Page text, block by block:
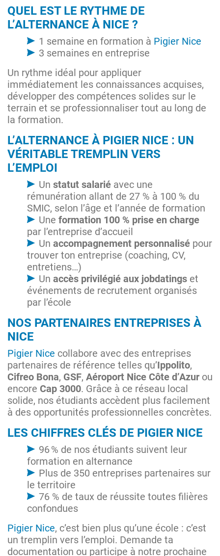
QUEL EST LE RYTHME DE
L’ALTERNANCE À NICE ?
1 semaine en formation à Pigier Nice
3 semaines en entreprise
Un rythme idéal pour appliquer
immédiatement les connaissances acquises,
développer des compétences solides sur le
terrain et se professionnaliser tout au long de
la formation.
L’ALTERNANCE À PIGIER NICE : UN
VÉRITABLE TREMPLIN VERS
L’EMPLOI
Un statut salarié avec une
rémunération allant de 27 % à 100 % du
SMIC, selon l’âge et l’année de formation
Une formation 100 % prise en charge
par l’entreprise d’accueil
Un accompagnement personnalisé pour
trouver ton entreprise (coaching, CV,
entretiens…)
Un accès privilégié aux jobdatings et
événements de recrutement organisés
par l’école
NOS PARTENAIRES ENTREPRISES À
NICE
Pigier Nice collabore avec des entreprises
partenaires de référence telles qu’Ippolito,
Cifreo Bona, GSF, Aéroport Nice Côte d’Azur ou
encore Cap 3000. Grâce à ce réseau local
solide, nos étudiants accèdent plus facilement
à des opportunités professionnelles concrètes.
LES CHIFFRES CLÉS DE PIGIER NICE
96 % de nos étudiants suivent leur
formation en alternance
Plus de 350 entreprises partenaires sur
le territoire
76 % de taux de réussite toutes filières
confondues
Pigier Nice, c’est bien plus qu’une école : c’est
un tremplin vers l’emploi. Demande ta
documentation ou participe à notre prochaine